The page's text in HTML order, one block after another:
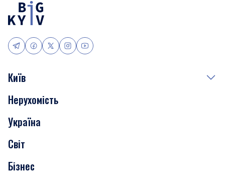
Київ
Події
Скандали
Нерухомість
Транспорт
Нерухомість
Україна
Світ
Бізнес